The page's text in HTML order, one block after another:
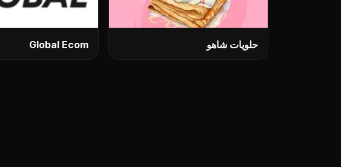
حلویات شاهو Global Ecom